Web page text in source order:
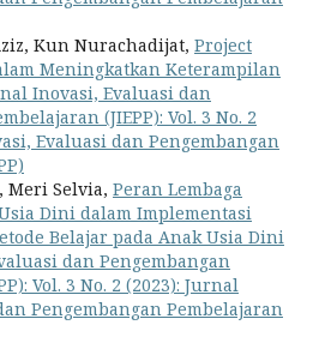
Kun Nurachadijat, Project
Meningkatkan Keterampilan
Inovasi, Evaluasi dan
(JIEPP): Vol. 3 No. 2
Evaluasi dan Pengembangan
Meri Selvia, Peran Lembaga
Dini dalam Implementasi
Belajar pada Anak Usia Dini
dan Pengembangan
Vol. 3 No. 2 (2023): Jurnal
Pengembangan Pembelajaran